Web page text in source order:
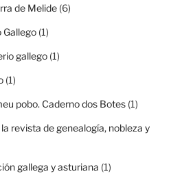
de Melide(6)
Gallego(1)
gallego(1)
(1)
pobo. Caderno dos Botes(1)
revista de genealogía, nobleza y
gallega y asturiana (1)